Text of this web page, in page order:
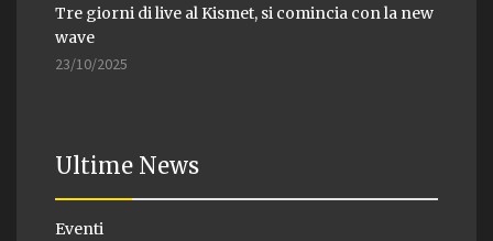
Tre giorni di live al Kismet, si comincia con la new
wave
23/10/2025
Ultime News
Eventi